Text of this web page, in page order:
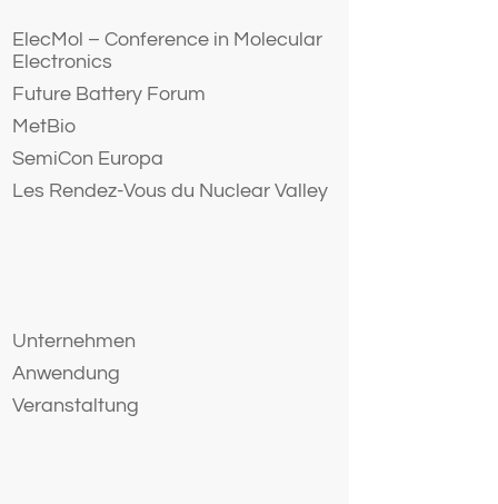
ElecMol – Conference in Molecular
Electronics
Future Battery Forum
MetBio
SemiCon Europa
Les Rendez-Vous du Nuclear Valley
Unternehmen
Anwendung
Veranstaltung